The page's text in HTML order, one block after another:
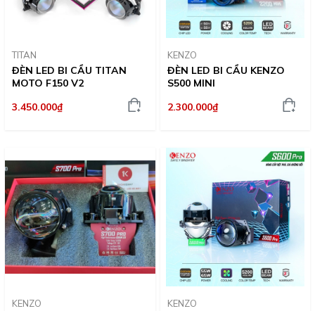
TITAN
ĐÈN LED BI CẦU TITAN
MOTO F150 V2
3.450.000₫
KENZO
ĐÈN LED BI CẦU KENZO
S500 MINI
2.300.000₫
KENZO KENZO